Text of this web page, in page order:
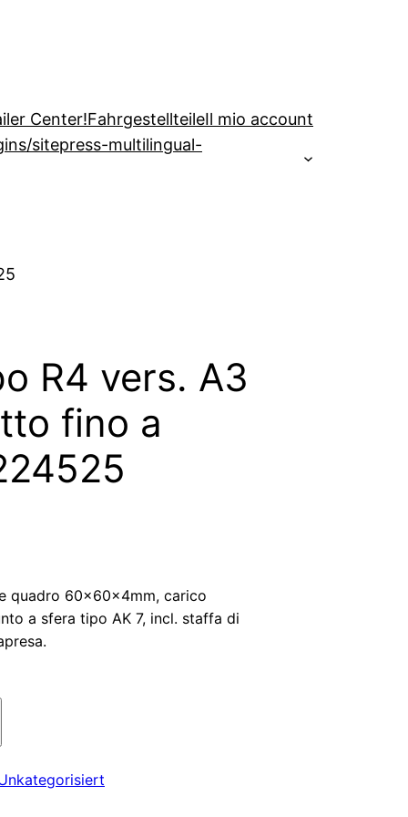
Center!FahrgestellteileIl mio account
sitepress-multilingual-
R4 vers. A3
fino a
quadro 60x60x4mm, carico
a sfera tipo AK 7, incl. staffa di